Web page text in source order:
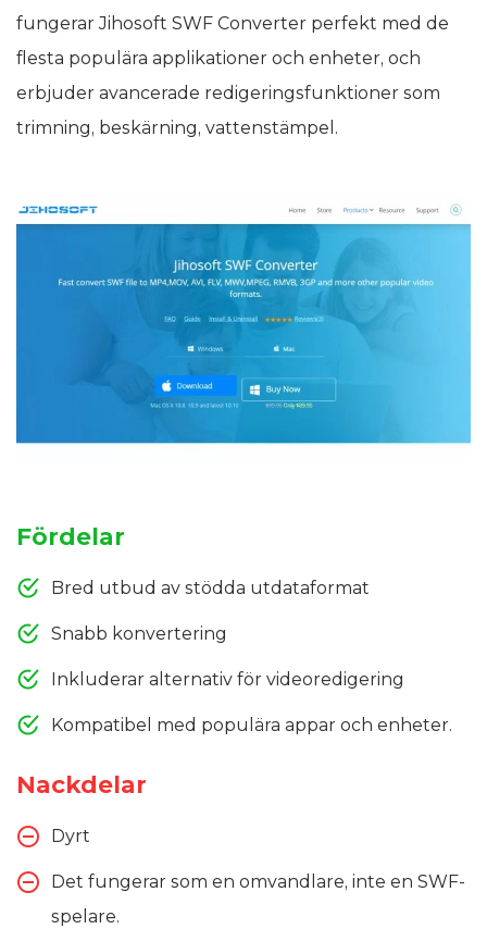
fungerar Jihosoft SWF Converter perfekt med de
flesta populära applikationer och enheter, och
erbjuder avancerade redigeringsfunktioner som
trimning, beskärning, vattenstämpel.
Fördelar
Bred utbud av stödda utdataformat
Snabb konvertering
Inkluderar alternativ för videoredigering
Kompatibel med populära appar och enheter.
Nackdelar
Dyrt
Det fungerar som en omvandlare, inte en SWF-
spelare.